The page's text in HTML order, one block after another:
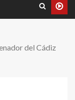
del Cádiz